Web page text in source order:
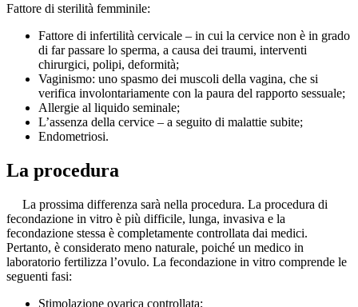
Fattore di sterilità femminile:
Fattore di infertilità cervicale – in cui la cervice non è in grado
di far passare lo sperma, a causa dei traumi, interventi
chirurgici, polipi, deformità;
Vaginismo: uno spasmo dei muscoli della vagina, che si
verifica involontariamente con la paura del rapporto sessuale;
Allergie al liquido seminale;
L’assenza della cervice – a seguito di malattie subite;
Endometriosi.
La procedura
La prossima differenza sarà nella procedura. La procedura di
fecondazione in vitro è più difficile, lunga, invasiva e la
fecondazione stessa è completamente controllata dai medici.
Pertanto, è considerato meno naturale, poiché un medico in
laboratorio fertilizza l’ovulo. La fecondazione in vitro comprende le
seguenti fasi:
Stimolazione ovarica controllata;